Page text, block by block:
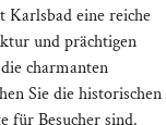
Karlsbad eine reiche
und prächtigen
charmanten
Sie die historischen
für Besucher sind.